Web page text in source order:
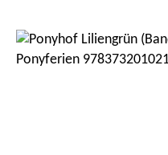
Bildergalerie überspringen